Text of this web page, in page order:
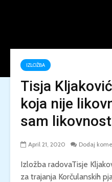
IZLOŽBA
Tisja
koja nije
sam
April 21, 2020 Dodaj
Izložba radovaTisje
za trajanja Korčulanskih